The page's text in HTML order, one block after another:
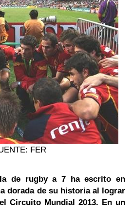
FER
de rugby a 7 ha escrito en
dorada de su historia al lograr
Circuito Mundial 2013. En un